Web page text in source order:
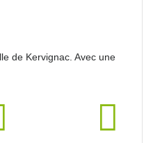
de Kervignac. Avec une